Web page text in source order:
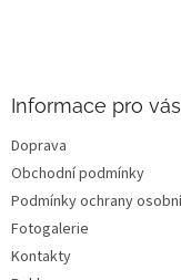
Informace pro vás
Doprava
Obchodní podmínky
Podmínky ochrany
Fotogalerie
Kontakty